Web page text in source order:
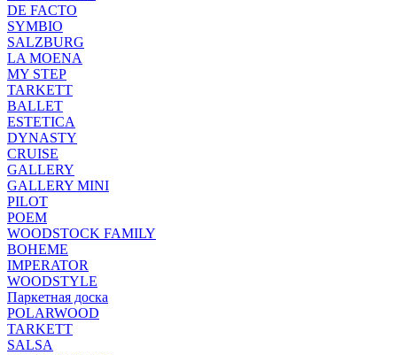
DE FACTO
SYMBIO
SALZBURG
LA MOENA
MY STEP
TARKETT
BALLET
ESTETICA
DYNASTY
CRUISE
GALLERY
GALLERY MINI
PILOT
POEM
WOODSTOCK FAMILY
BOHEME
IMPERATOR
WOODSTYLE
Паркетная доска
POLARWOOD
TARKETT
SALSA